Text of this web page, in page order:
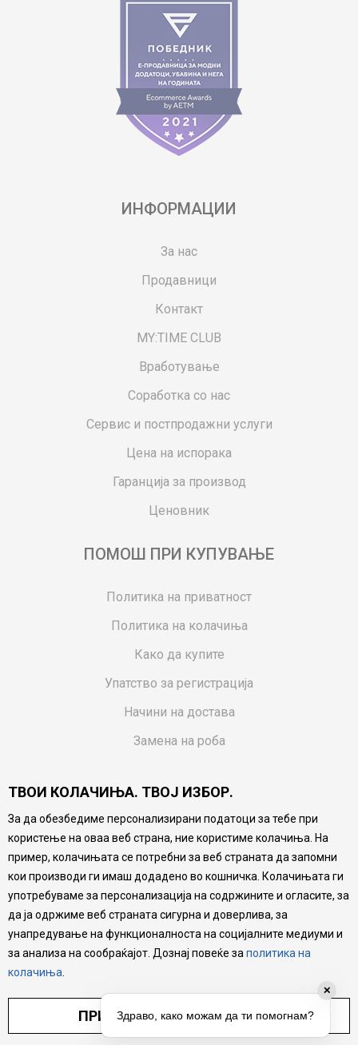
ИНФОРМАЦИИ
За нас
Продавници
Контакт
MY:TIME CLUB
Вработување
Соработка со нас
Сервис и постпродажни услуги
Цена на испорака
Гаранција за производ
Ценовник
ПОМОШ ПРИ КУПУВАЊЕ
Политика на приватност
Политика на колачиња
Како да купите
Упатство за регистрација
Начини на достава
Замена на роба
Ваучери
Product Finder
FAQs
Настојуваме да бидеме што попрецизни во описот на
производите, прикажување на слики и цени, но не
можеме да гарантираме дека сите информации се
комплетни и без грешка. Сите производи се дел од
нашата понуда, но не се подразбира дека мора да се
достапни во секој момент.
ТВОИ КОЛАЧИЊА. ТВОЈ ИЗБОР.
За да обезбедиме персонализирани податоци за тебе при
користење на оваа веб страна, ние користиме колачиња. На
пример, колачињата се потребни за веб страната да запомни
кои производи ги имаш додадено во кошничка. Колачињата ги
употребуваме за персонализација на содржините и огласите, за
да ја одржиме веб страната сигурна и доверлива, за
унапредување на функционалноста на социјалните медиуми и
за анализа на сообраќајот. Дознај повеќе за политика на
колачиња
ПРИЛАГОДИ ПОСТАВУВАЊА
✕
Здраво, како можам да ти помогнам?